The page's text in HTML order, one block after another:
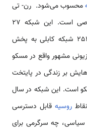
محسوب می‌شود. رن- تی
وی از دیگر شرکت‌های رسانه‌ای بزرگ خصوصی است. این شبکه 27
دارد و از طریق 253 شبکه کابلی به پخش
مشهور واقع در مسکو
بر زندگی در پایتخت
است. این شبکه در سال
روسیه قابل دسترسی
سیاسی، چه سرگرمی برای